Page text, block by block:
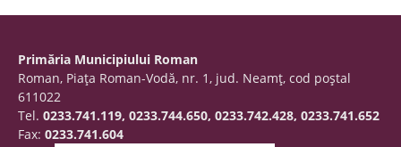
Primăria Municipiului Roman
Roman, Piaţa Roman-Vodă, nr. 1, jud. Neamţ, cod poştal
611022
Tel. 0233.741.119, 0233.744.650, 0233.742.428, 0233.741.652
Fax: 0233.741.604